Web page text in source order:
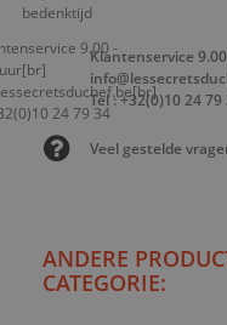
Klantenservice
Tel : +32(0)10 24 79
Veel gestelde
ANDERE
CATEGORIE: